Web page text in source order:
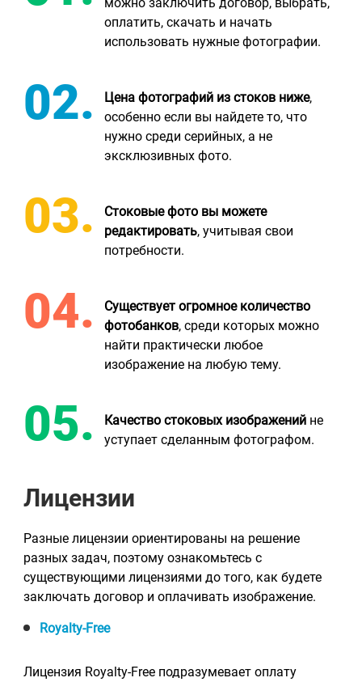
оплатить, скачать и начать
использовать нужные фотографии.
Цена фотографий из стоков ниже,
особенно если вы найдете то, что
нужно среди серийных, а не
эксклюзивных фото.
Стоковые фото вы можете
редактировать, учитывая свои
потребности.
Существует огромное количество
фотобанков, среди которых можно
найти практически любое
изображение на любую тему.
Качество стоковых изображений не
уступает сделанным фотографом.
Лицензии
Разные лицензии ориентированы на решение
разных задач, поэтому ознакомьтесь с
существующими лицензиями до того, как будете
заключать договор и оплачивать изображение.
Royalty-Free
Лицензия Royalty-Free подразумевает оплату